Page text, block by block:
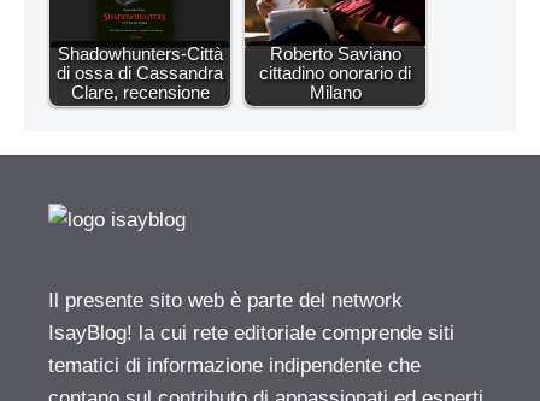
Shadowhunters-Città
di ossa di Cassandra
Clare, recensione
Roberto Saviano
cittadino onorario di
Milano
Il presente sito web è parte del network
IsayBlog! la cui rete editoriale comprende siti
tematici di informazione indipendente che